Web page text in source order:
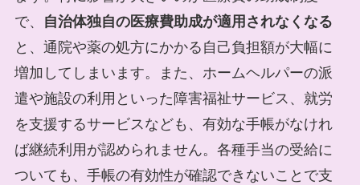
で、
自治体独自の医療費助成が適用されなくなる
と、通院や薬の処方にかかる自己負担額が大幅に
増加してしまいます。また、ホームヘルパーの派
遣や施設の利用といった障害福祉サービス、就労
を支援するサービスなども、有効な手帳がなけれ
ば継続利用が認められません。各種手当の受給に
ついても、手帳の有効性が確認できないことで支